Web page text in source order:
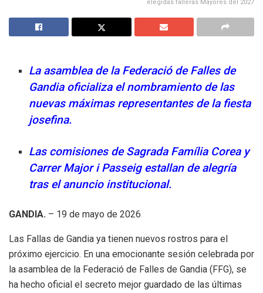
elegidas falleras Mayores del 2027
La asamblea de la Federació de Falles de
Gandia oficializa el nombramiento de las
nuevas máximas representantes de la fiesta
josefina.
Las comisiones de Sagrada Família Corea y
Carrer Major i Passeig estallan de alegría
tras el anuncio institucional.
GANDIA. – 19 de mayo de 2026
Las Fallas de Gandia ya tienen nuevos rostros para el
próximo ejercicio. En una emocionante sesión celebrada por
la asamblea de la Federació de Falles de Gandia (FFG), se
ha hecho oficial el secreto mejor guardado de las últimas